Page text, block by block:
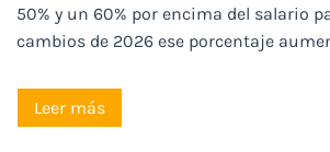
50% y un 60% por encima del salario
cambios de 2026 ese porcentaje
Leer más